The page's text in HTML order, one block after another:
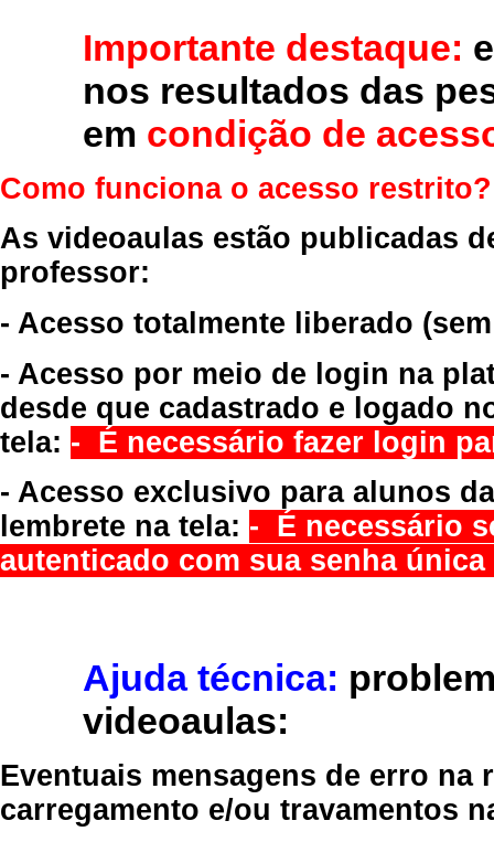
Importante destaque:
nos resultados das
em condição de
Como funciona o acesso restrito?
As videoaulas estão publicadas
professor:
- Acesso totalmente liberado
- Acesso por meio de login na
desde que cadastrado e logado
tela: - É necessário fazer login
- Acesso exclusivo para alunos
lembrete na tela: - É necessário
autenticado com sua senha
Ajuda técnica:
videoaulas:
Eventuais mensagens de erro
carregamento e/ou travamentos